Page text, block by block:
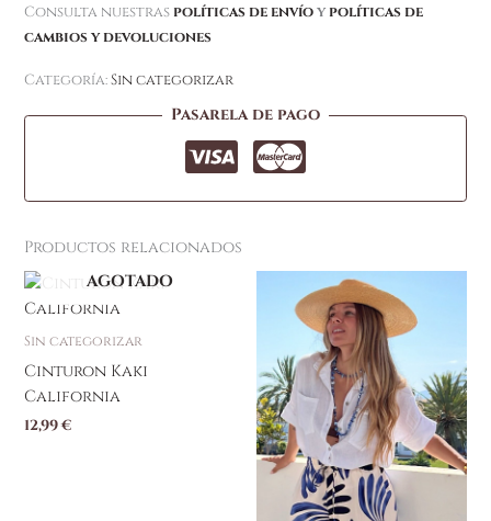
Consulta nuestras políticas de envíoy políticas de
cambios y devoluciones
Categoría:Sin categorizar
Pasarela de pago
Productos relacionados
AGOTADO
Sin categorizar
Cinturon Kaki
California
12,99€